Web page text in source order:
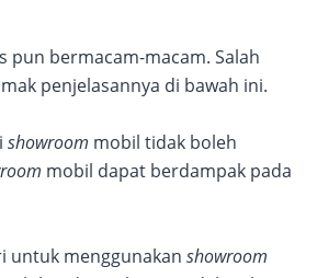
pun bermacam-macam. Salah
penjelasannya di bawah ini.
showroom mobil tidak boleh
mobil dapat berdampak pada
untuk menggunakan showroom